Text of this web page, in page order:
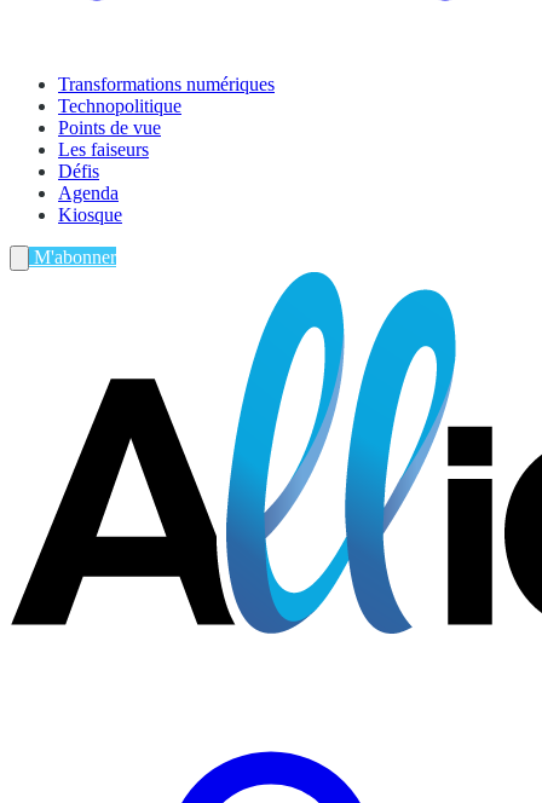
Transformations numériques
Technopolitique
Points de vue
Les faiseurs
Défis
Agenda
Kiosque
M'abonner